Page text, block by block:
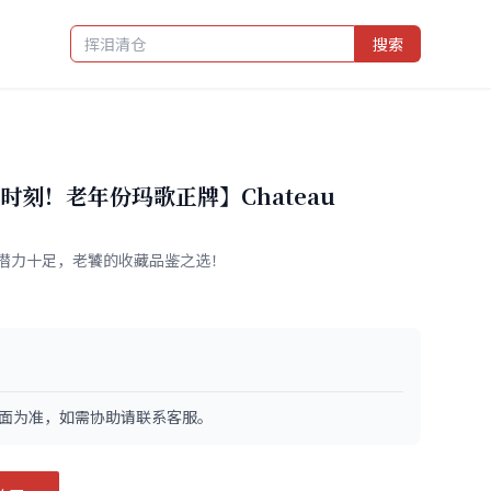
搜索
刻！老年份玛歌正牌】Chateau
十足，老饕的收藏品鉴之选！
准，如需协助请联系客服。